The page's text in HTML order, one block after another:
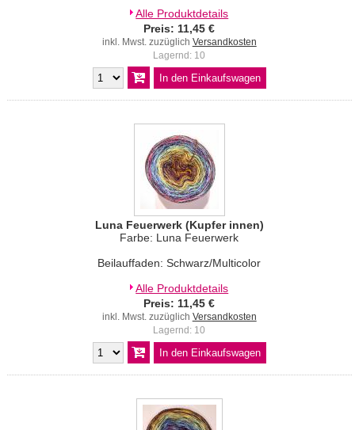
Alle Produktdetails
Preis: 11,45 €
inkl. Mwst. zuzüglich Versandkosten
Lagernd: 10
Luna Feuerwerk (Kupfer innen)
Farbe: Luna Feuerwerk
Beilauffaden: Schwarz/Multicolor
Alle Produktdetails
Preis: 11,45 €
inkl. Mwst. zuzüglich Versandkosten
Lagernd: 10